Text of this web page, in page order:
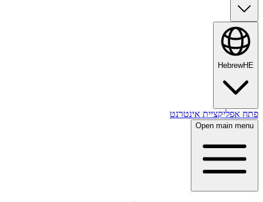
HebrewHE
פתח אפליקציית אינטרנט
Open main menu